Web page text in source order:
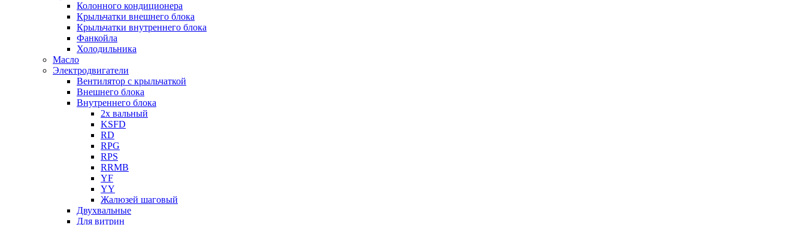
Колонного кондиционера
Крыльчатки внешнего блока
Крыльчатки внутреннего блока
Фанкойла
Холодильника
Масло
Электродвигатели
Вентилятор с крыльчаткой
Внешнего блока
Внутреннего блока
2х вальный
KSFD
RD
RPG
RPS
RRMB
YF
YY
Жалюзей шаговый
Двухвальные
Для витрин